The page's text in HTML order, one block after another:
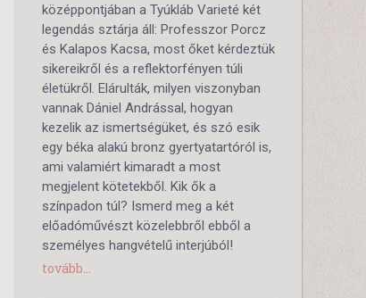
középpontjában a Tyúkláb Varieté két
legendás sztárja áll: Professzor Porcz
és Kalapos Kacsa, most őket kérdeztük
sikereikről és a reflektorfényen túli
életükről. Elárulták, milyen viszonyban
vannak Dániel Andrással, hogyan
kezelik az ismertségüket, és szó esik
egy béka alakú bronz gyertyatartóról is,
ami valamiért kimaradt a most
megjelent kötetekből. Kik ők a
színpadon túl? Ismerd meg a két
előadóművészt közelebbről ebből a
személyes hangvételű interjúból!
tovább...